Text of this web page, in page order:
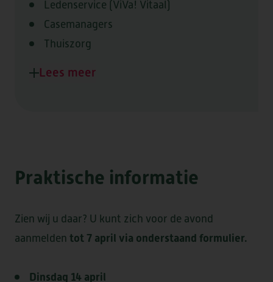
STRAMMERZOOM
ELSANTA
HUIS TER WIJCK
KWALITEIT & DUURZAAMHEID
NIEUWS & SAMENWERKINGEN
VRAGEN OF INFORMATIE NODIG?
COMPLIMENT OF KLACHT?
DOWNLOADS VERWIJZERS
Ledenservice (ViVa! Vitaal)
Casemanagers
Thuiszorg
Lees meer
Praktische informatie
Zien wij u daar? U kunt zich voor de avond
aanmelden tot 7 april via onderstaand formulier.
Dinsdag 14 april